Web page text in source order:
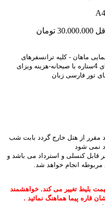
ماهان - کلیه ترانسفرهای
فرودگاهی- اقامت در هتل های 4ستاره با صبحانه-هزینه ویزای
تور فارسی زبان
مقرر از هتل خارج گردد بابت شب
نمی شود
قابل کنسلی و استرداد می باشد و
انجام خواهد شد.
بلیط تغییر می کند. خواهشمند
قاره پیما هماهنگ نمائید .